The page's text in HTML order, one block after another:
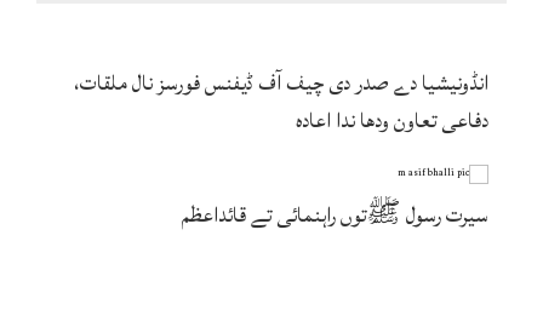
انڈونیشیا دے صدر دی چیف آف ڈیفنس فورسز نال ملقات،
دفاعی تعاون ودھا ندا اعادہ
سیرت رسول ﷺتوں راہنمائی تے قائداعظم